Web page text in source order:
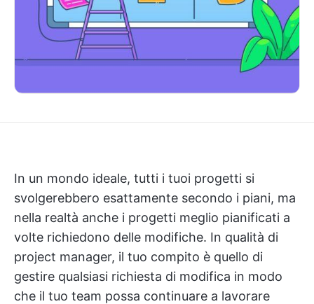
In un mondo ideale, tutti i tuoi progetti si
svolgerebbero esattamente secondo i piani, ma
nella realtà anche i progetti meglio pianificati a
volte richiedono delle modifiche. In qualità di
project manager, il tuo compito è quello di
gestire qualsiasi richiesta di modifica in modo
che il tuo team possa continuare a lavorare